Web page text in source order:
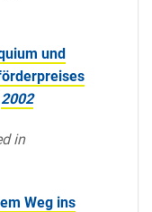
und
2002
in
Weg ins